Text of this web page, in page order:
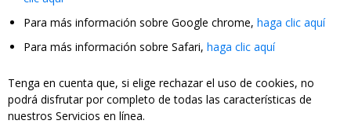
Para más información sobre Google chrome, haga clic aquí
Para más información sobre Safari, haga clic aquí
Tenga en cuenta que, si elige rechazar el uso de cookies, no
podrá disfrutar por completo de todas las características de
nuestros Servicios en línea.